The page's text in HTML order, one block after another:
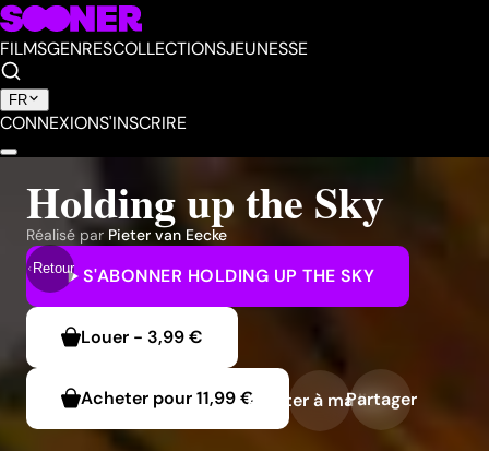
FILMSGENRESCOLLECTIONSJEUNESSE
FR
CONNEXIONS'INSCRIRE
Retour
Holding up the Sky
Réalisé par Pieter van Eecke
S'ABONNER HOLDING UP THE SKY
Louer - 3,99 €
Acheter pour11,99 €Ajouter à ma liste
Partager